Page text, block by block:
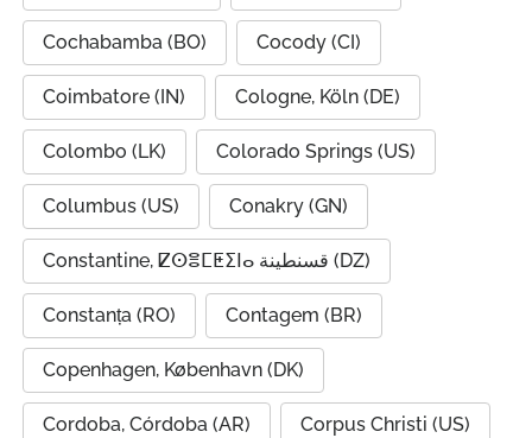
Cochabamba (BO) Cocody (CI)
Coimbatore (IN) Cologne, Köln (DE)
Colombo (LK) Colorado Springs (US)
Columbus (US) Conakry (GN)
Constantine, ⵇⵙⴻⵎⵟⵉⵏⴰ قسنطينة (DZ)
Constanța (RO) Contagem (BR)
Copenhagen, København (DK)
Cordoba, Córdoba (AR) Corpus Christi (US)